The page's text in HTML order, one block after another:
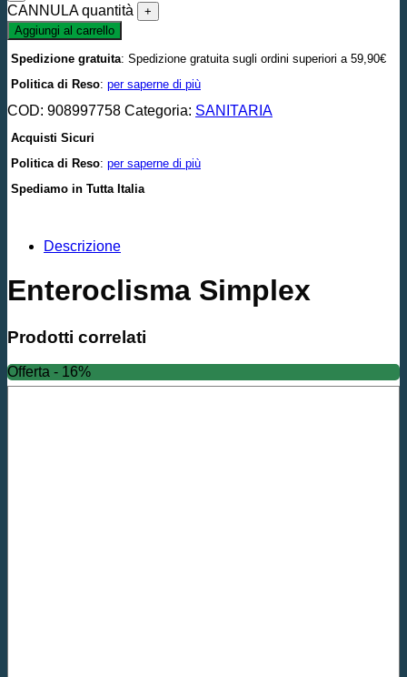
CANNULA quantità
Aggiungi al carrello
Spedizione gratuita: Spedizione gratuita sugli ordini superiori a 59,90€
Politica di Reso: per saperne di più
COD: 908997758 Categoria: SANITARIA
Acquisti Sicuri
Politica di Reso: per saperne di più
Spediamo in Tutta Italia
Descrizione
Enteroclisma Simplex
Prodotti correlati
Offerta - 16%